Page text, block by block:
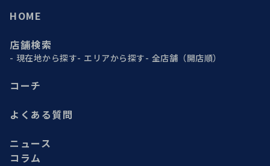
HOME
店舗検索
現在地から探す エリアから探す 全店舗（開店順）
コーチ
よくある質問
ニュース
コラム